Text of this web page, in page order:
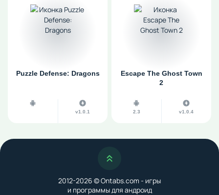
Puzzle Defense: Dragons
v1.0.1
Escape The Ghost Town
2
2.3 v1.0.4
Наверх
2012-2026 © Ontabs.com - игры
и программы для андроид